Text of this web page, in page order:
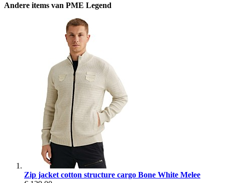
Andere items van PME Legend
Zip jacket cotton structure cargo Bone White Melee